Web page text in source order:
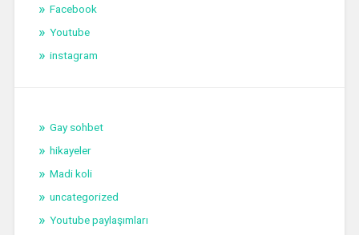
Facebook
Youtube
instagram
Gay sohbet
hikayeler
Madi koli
uncategorized
Youtube paylaşımları